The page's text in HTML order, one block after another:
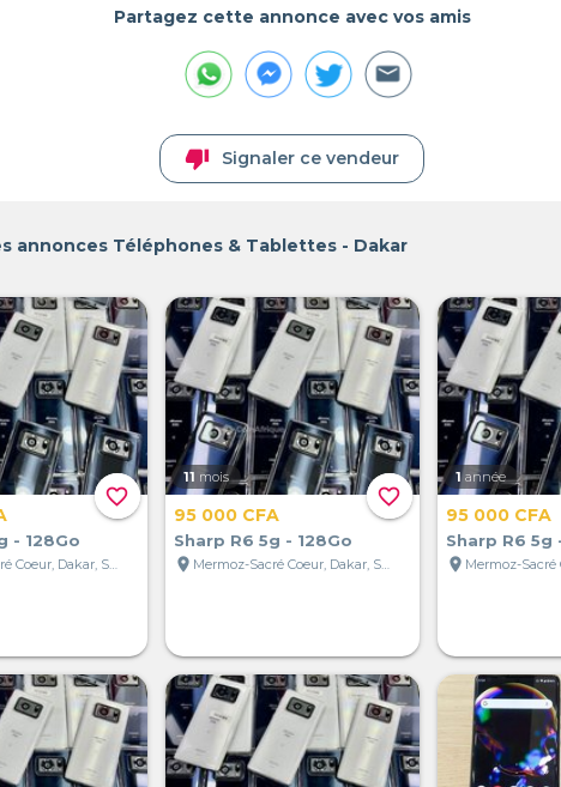
Partagez cette annonce avec vos amis
thumb_down Signaler ce vendeur
annonces Téléphones & Tablettes - Dakar
favorite_border
- 128Go
Mermoz-Sacré Coeur, Dakar, Sénégal
favorite_border
11 mois
95 000 CFA
Sharp R6 5g - 128Go
location_on
Mermoz-Sacré Coeur, Dakar, Sénégal
1 année
95 000 CFA
Sharp R6 5g
location_on